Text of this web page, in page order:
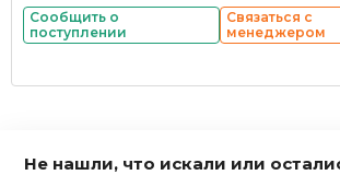
Сообщить о
поступлении
Связаться с
менеджером
Не нашли, что искали или